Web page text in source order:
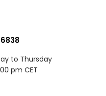
to Thursday
pm CET